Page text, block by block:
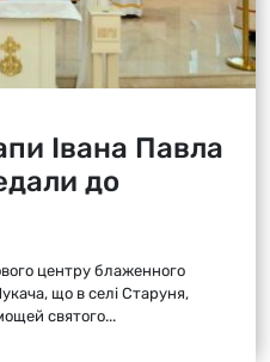
Івана Павла
до
центру блаженного
що в селі Старуня,
святого...